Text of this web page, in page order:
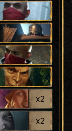
x2
x2